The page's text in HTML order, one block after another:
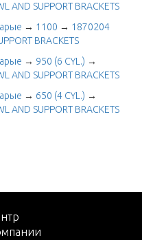
AND SUPPORT BRACKETS
→ 1100 → 1870204
BRACKETS
→ 950 (6 CYL.) →
AND SUPPORT BRACKETS
→ 650 (4 CYL.) →
AND SUPPORT BRACKETS